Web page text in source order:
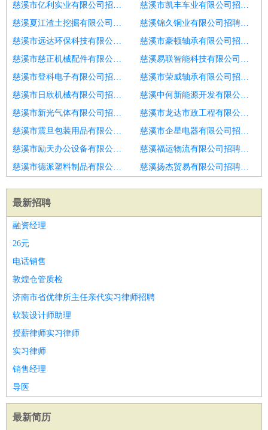
慈溪市亿利实业有限公司招聘！口腔助理
慈溪市凯丰车业有限公司招聘助理医师
慈溪夏江渣土挖掘有限公司招聘B超医生
慈溪锦久铜业有限公司招聘内科医生
慈溪市远达环保科技有限公司招聘口腔医生
慈溪市豪顿轴承有限公司招聘内科医生
慈溪市慈正机械配件有限公司招聘内科全科医生
慈溪易联智能科技有限公司招聘内科医生
慈溪市登科电子有限公司招聘妇科医生
慈溪市荣威轴承有限公司招聘内科执业医生
慈溪市日欣机械有限公司招聘麻醉科医生
慈溪中何新能源开发有限公司招聘麻醉科医生
慈溪市新光气体有限公司招聘眼科医生
慈溪市龙达市政工程有限公司招聘设备安全部经理
慈溪市震旦包装用品有限公司招聘口腔助理医生
慈溪市企星电器有限公司招聘医生助理
慈溪市励天办公设备有限公司招聘口腔实习生
慈溪福运物流有限公司招聘外科医生助理
慈溪市德派塑料制品有限公司招聘口腔助理医生
慈溪扬杰贸易有限公司招聘中医医生
最新招聘
融资经理
26元
电话销售
敦煌仓管质检
济南市省优律所主任亲代实习律师招聘
软装设计师助理
授薪律师实习律师
实习律师
销售经理
导医
最新简历